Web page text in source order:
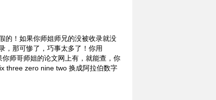
的！如果你师姐师兄的没被收录就没
，那可惨了，巧事太多了！你用
师哥师姐的论文网上有，就能查，你
three zero nine two 换成阿拉伯数字